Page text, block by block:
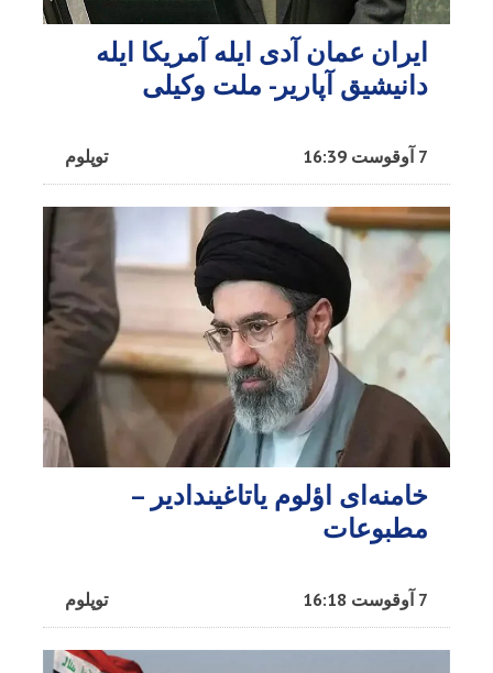
ایران عمان آدی ایله آمریکا ایله
دانیشیق آپاریر- ملت وکیلی
توپلوم 7 آوقوست 16:39
خامنه‌ای اؤلوم یاتاغیندادیر –
مطبوعات
توپلوم 7 آوقوست 16:18